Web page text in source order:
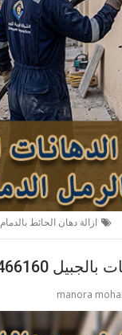
ازالة دهان الحائط بالدمام
0562466160
manora